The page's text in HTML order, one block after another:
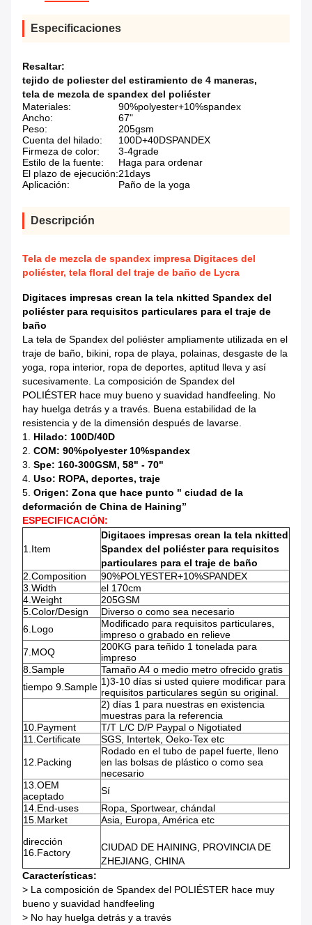
Especificaciones
Resaltar:
tejido de poliester del estiramiento de 4 maneras,
tela de mezcla de spandex del poliéster
Materiales:
90%polyester+10%spandex
Ancho:
67"
Peso:
205gsm
Cuenta del hilado:
100D+40DSPANDEX
Firmeza de color:
3-4grade
Estilo de la fuente:
Haga para ordenar
El plazo de ejecución:21days
Aplicación:
Paño de la yoga
Descripción
Tela de mezcla de spandex impresa Digitaces del
poliéster, tela floral del traje de baño de Lycra
Digitaces impresas crean la tela nkitted Spandex del
poliéster para requisitos particulares para el traje de
baño
La tela de Spandex del poliéster ampliamente utilizada en el
traje de baño, bikini, ropa de playa, polainas, desgaste de la
yoga, ropa interior, ropa de deportes, aptitud lleva y así
sucesivamente. La composición de Spandex del
POLIÉSTER hace muy bueno y suavidad handfeeling. No
hay huelga detrás y a través. Buena estabilidad de la
resistencia y de la dimensión después de lavarse.
1. Hilado: 100D/40D
2. COM: 90%polyester 10%spandex
3. Spe: 160-300GSM, 58" - 70"
4. Uso: ROPA, deportes, traje
5. Origen: Zona que hace punto " ciudad de la
deformación de China de Haining”
ESPECIFICACIÓN:
1.Item
Digitaces impresas crean la tela nkitted
Spandex del poliéster para requisitos
particulares para el traje de baño
2.Composition
90%POLYESTER+10%SPANDEX
3.Width
el 170cm
4.Weight
205GSM
5.Color/Design
Diverso o como sea necesario
6.Logo
Modificado para requisitos particulares,
impreso o grabado en relieve
7.MOQ
200KG para teñido 1 tonelada para
impreso
8.Sample
Tamaño A4 o medio metro ofrecido gratis
tiempo 9.Sample 1)3-10 días si usted quiere modificar para
requisitos particulares según su original.
2) días 1 para nuestras en existencia
muestras para la referencia
10.Payment
T/T L/C D/P Paypal o Nigotiated
11.Certificate
SGS, Intertek, Oeko-Tex etc
12.Packing
Rodado en el tubo de papel fuerte, lleno
en las bolsas de plástico o como sea
necesario
13.OEM
aceptado
Sí
14.End-uses
Ropa, Sportwear, chándal
15.Market
Asia, Europa, América etc
dirección
16.Factory
CIUDAD DE HAINING, PROVINCIA DE
ZHEJIANG, CHINA
Características:
> La composición de Spandex del POLIÉSTER hace muy
bueno y suavidad handfeeling
> No hay huelga detrás y a través